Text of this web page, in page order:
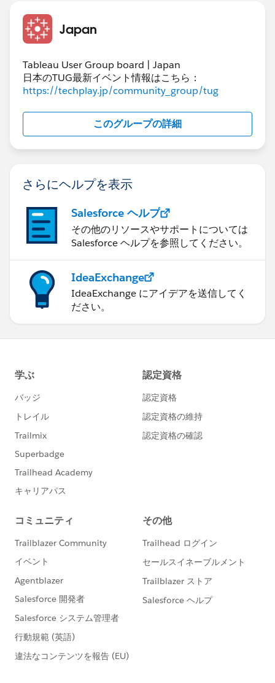
②ヒットリスト＋散布図
期間フィルタを設置し、その期間の合算の数値を表示す
る
（二月なら二月合算分を表示）
簡単なイメージ図ですが、こちらでよいでしょうか。
よろしくお願いいたします。
Japan
Tableau User Group board | Japan
日本のTUG最新イベント情報はこちら：
https://techplay.jp/community_group/tug
このグループの詳細
さらにヘルプを表示
Salesforce ヘルプ
その他のリソースやサポートについては
Salesforce ヘルプを参照してください。
IdeaExchange
IdeaExchange にアイデアを送信してく
ださい。